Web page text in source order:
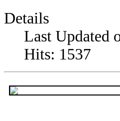
Details
Last Updated
Hits: 1537